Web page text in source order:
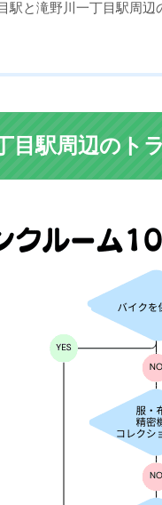
駅と滝野川一丁目駅周
目駅周辺のト